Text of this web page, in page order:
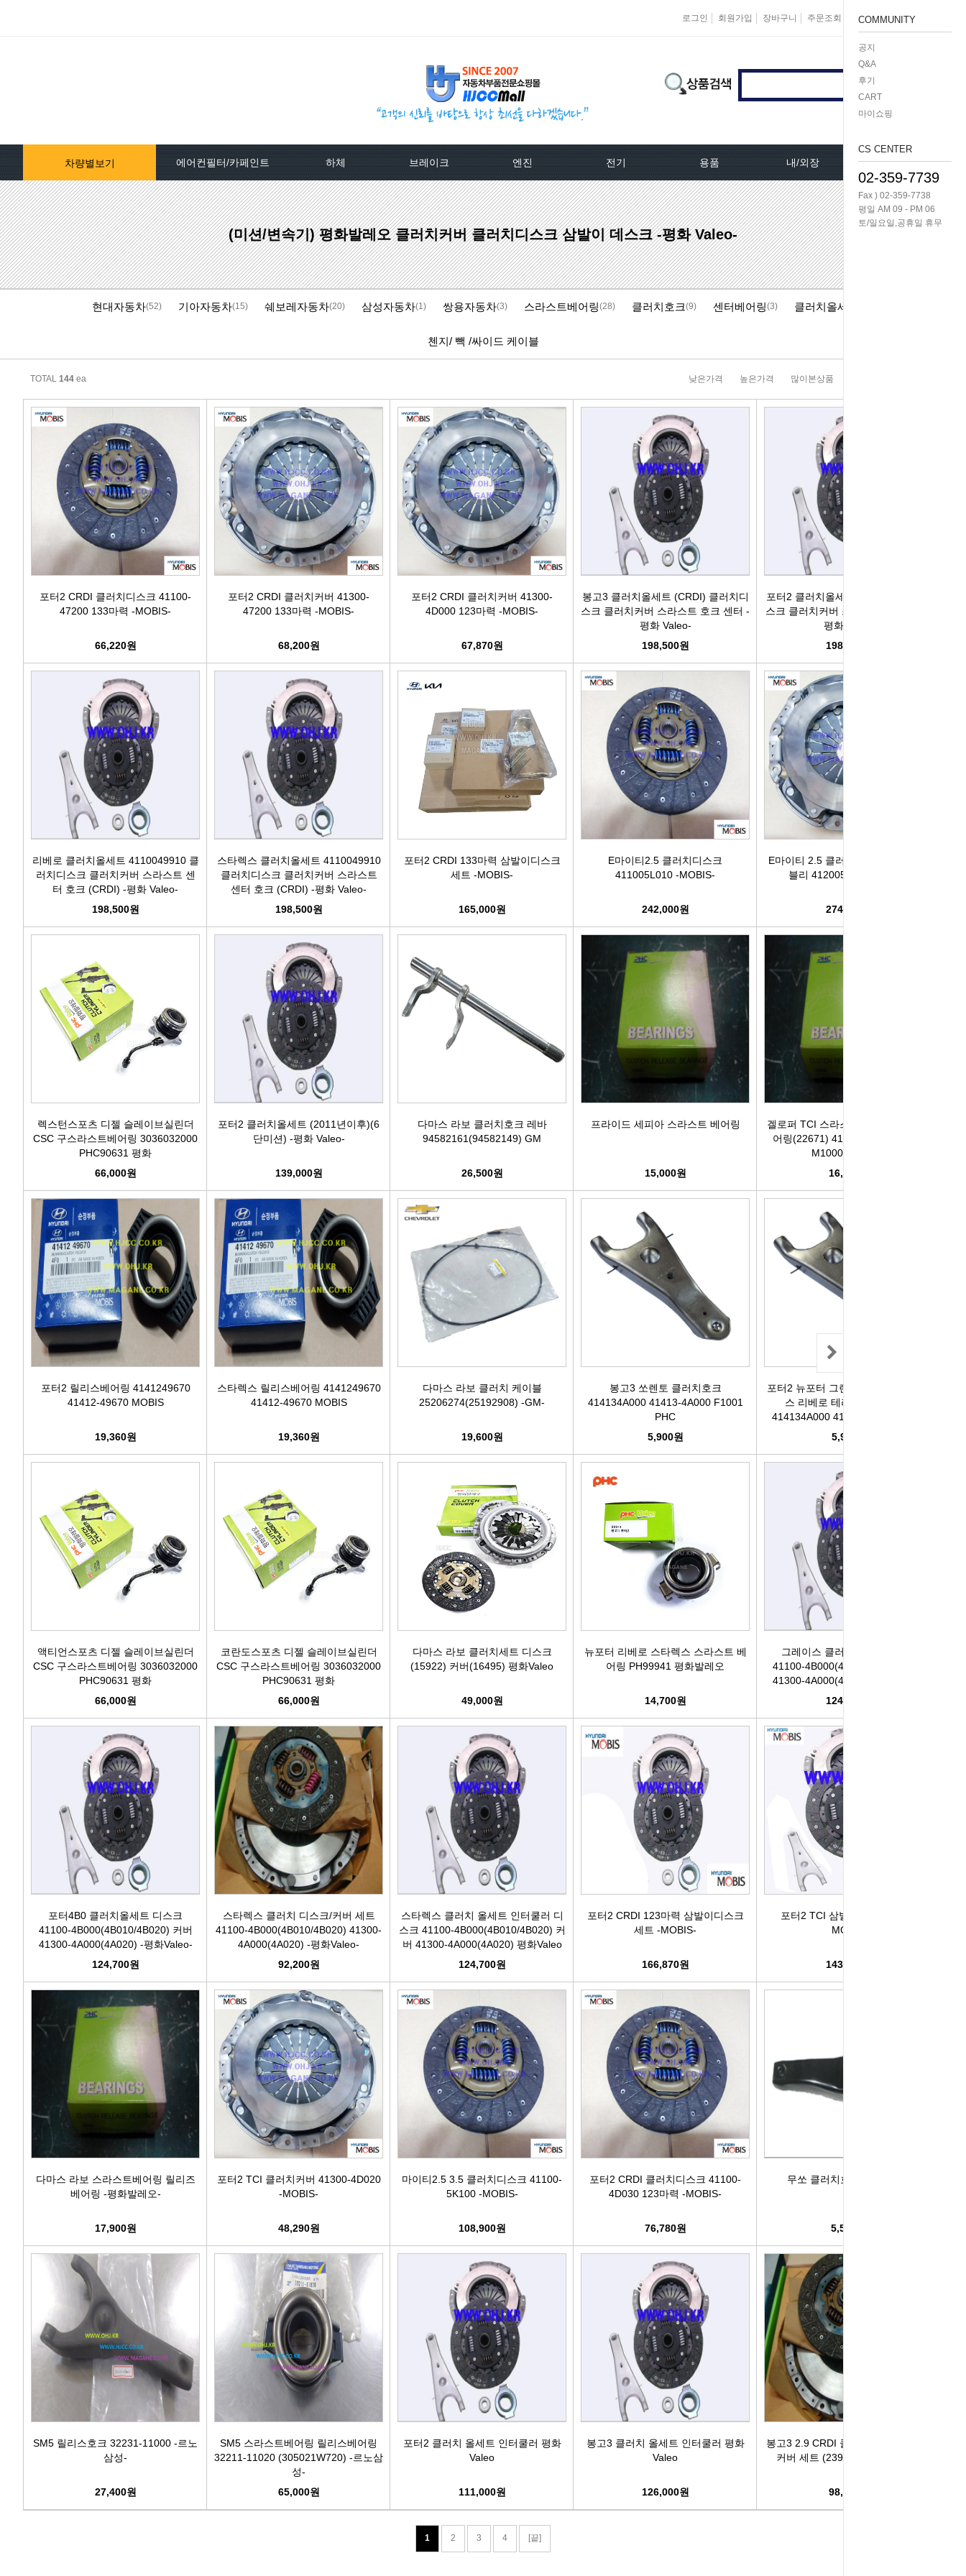
로그인 회원가입 장바구니 주문조회 마이페이지 즐겨찾기
차량별보기 에어컨필터/카페인트
자동차페인트/차종별
자동차페인트/색상코드별
대영카페인트
퍼티[빠데]/콤파운드
에어컨필터[GM쉐보레]
에어컨필터[쌍용]
에어컨필터[유성]
에어컨필터[헤파필터]
에어컨필터[한온/한라]
에어컨필터[SKY]
하체
TPMS센서
클러치커버/디스크[평화]
클러치커버/디스크[서진]
클러치케이블
오페라실린더[대철]
로어암/어퍼암[동남]
어시스트암[동남]
로어암/어퍼암[재제조품]
허브베어링
자동차쇼바
어시스트암 [유림]
활대링크-CTR-
어시스트암-CTR-
타이로드엔드-CTR-
톳숀바고무
허브리데나
대형차휠볼트.너트
앵커볼트
캠버볼트
케리어볼트
브레이크
베스트브레이크패드 -한국베랄-
상신하이큐패드
상신하드론패드
평화브레이크패드
모비스브레이크패드[정품]
홍성브레이크패드
싸이드라이닝
브레이크디스크[평화]
브레이크디스크[금강]
금강KGC튜닝디스크
외제차튜닝디스크KGC
브레이크휠실린더[대철]
브레이크안전실린더
슈라이닝스프링세트
엔진
라지에이타
라지에타캡
엔진후앙/에어컨후앙
히터코어/에바코어
엔진/미션/롤로드 마운트 미미
오일쿨러
연료펌프[베파/대화]
수온센서
PM센서
산소센서
연료필터[보쉬/델파이]
보쉬인젝터/고압펌프
에어컨콘덴샤[한라/두원]
외제차오일필터/에어필터 ACDelco
오일필터[카스테이션/카비스]
에어필터[카스테이션/카비스]
모비스엔진오일
타이밍벨트세트[순정품]
워터펌프[순정품]
워터펌프[GMB/정우]
타이밍체인[일반품]
리브드벨트/겉벨트[모비스]
엔진오일.부동액
IAC벨트/모터
전기
알터네이터[모비스]
스타트모터/쎄루모다[모비스]
알터네이터풀리
배터리터미널
점화플러그[참피온.NGK]
점화플러그[순정품]
플러그배선 정품/일반품
비후다켑.로라
점화코일[정품]
점화코일[일반품]
가열플러그
PM센서
리모컨키배터리
자동차크락션[혼]
남영라이트전구
필립스라이트전구
모비스할로겐전구
더블전구
자동차커넥터
라이트전구소켓
안개등전구
오일스위치
물통모타
자동차휴즈
리모컨케이스
유리관휴즈
자동차커넥터
파원윈도우스위치
클럭스프링
용품
오토크로바모음전
경동 모음전
엔진용품
왁스코팅용품
향균탈치용품
내장용품
핸드폰충전기
내/외장
도어핸들[내켓치.외켓치]
트렁크쇼바
본넷쇼바
테일램프[후미등/후데루]
흙받이[머드가드]
연료/주유구캡
싸이드리피드
와이퍼[브러쉬]
사이드미러[빽미러]
씨그날
자동차엠블럼
자동차글짜[마크]
자동차범퍼몰딩
번호판.볼트
경광등
창문뺏지
안개등
테일램프[순정품]
패스너 파스너도어트림
브러쉬암.와이퍼암
모비스기어봉
자동차반사판
고휘도반사테이프
특장차부품
케미칼/공구
오일필터렌치 -다
COMMUNITY
공지
Q&A
후기
CART
마이쇼핑
CS CENTER
02-359-7739
Fax ) 02-359-7738
평일 AM 09 - PM 06
토/일요일,공휴일 휴무
(미션/변속기) 평화발레오 클러치커버 클러치디스크 삼발이 데스크 -평화 Valeo-
현대자동차(52) 기아자동차(15) 쉐보레자동차(20) 삼성자동차(1) 쌍용자동차(3) 스라스트베어링(28) 클러치호크(9) 센터베어링(3) 클러치올세트
첸지/ 빽 /싸이드 케이블
TOTAL 144 ea 낮은가격 높은가격 많이본상품
포터2 CRDI 클러치디스크 41100-
47200 133마력 -MOBIS-
66,220원
포터2 CRDI 클러치커버 41300-
47200 133마력 -MOBIS-
68,200원
포터2 CRDI 클러치커버 41300-
4D000 123마력 -MOBIS-
67,870원
봉고3 클러치올세트 (CRDI) 클러치디
스크 클러치커버 스라스트 호크 센터 -
평화 Valeo-
198,500원
포터2 클러치올세트 (CRDI) 클러치디
스크 클러치커버 스라스트 호크 센터 -
평화 Valeo-
198,500원
리베로 클러치올세트 4110049910 클
러치디스크 클러치커버 스라스트 센
터 호크 (CRDI) -평화 Valeo-
198,500원
스타렉스 클러치올세트 4110049910
클러치디스크 클러치커버 스라스트
센터 호크 (CRDI) -평화 Valeo-
198,500원
포터2 CRDI 133마력 삼발이디스크
세트 -MOBIS-
165,000원
E마이티2.5 클러치디스크
411005L010 -MOBIS-
242,000원
E마이티 2.5 클러치커버 삼발이 어셈
블리 412005L010 -MOBIS-
274,000원
렉스턴스포츠 디젤 슬레이브실린더
CSC 구스라스트베어링 3036032000
PHC90631 평화
66,000원
포터2 클러치올세트 (2011년이후)(6
단미션) -평화 Valeo-
139,000원
다마스 라보 클러치호크 레바
94582161(94582149) GM
26,500원
프라이드 세피아 스라스트 베어링
15,000원
겔로퍼 TCI 스라스트베어링 릴리즈베
어링(22671) 41421M1000 41421-
M1000평화Valeo
16,500원
포터2 릴리스베어링 4141249670
41412-49670 MOBIS
19,360원
스타렉스 릴리스베어링 4141249670
41412-49670 MOBIS
19,360원
다마스 라보 클러치 케이블
25206274(25192908) -GM-
19,600원
봉고3 쏘렌토 클러치호크
414134A000 41413-4A000 F1001
PHC
5,900원
포터2 뉴포터 그랜드스타렉스 스타렉
스 리베로 테라칸 클러치호크
414134A000 41413-4A000 F1001
PHC
5,900원
액티언스포츠 디젤 슬레이브실린더
CSC 구스라스트베어링 3036032000
PHC90631 평화
66,000원
코란도스포츠 디젤 슬레이브실린더
CSC 구스라스트베어링 3036032000
PHC90631 평화
66,000원
다마스 라보 클러치세트 디스크
(15922) 커버(16495) 평화Valeo
49,000원
뉴포터 리베로 스타렉스 스라스트 베
어링 PH99941 평화발레오
14,700원
그레이스 클러치올세트 디스크
41100-4B000(4B010/4B020) 커버
41300-4A000(4A020) -평화Valeo-
124,700원
포터4B0 클러치올세트 디스크
41100-4B000(4B010/4B020) 커버
41300-4A000(4A020) -평화Valeo-
124,700원
스타렉스 클러치 디스크/커버 세트
41100-4B000(4B010/4B020) 41300-
4A000(4A020) -평화Valeo-
92,200원
스타렉스 클러치 올세트 인터쿨러 디
스크 41100-4B000(4B010/4B020) 커
버 41300-4A000(4A020) 평화Valeo
124,700원
포터2 CRDI 123마력 삼발이디스크
세트 -MOBIS-
166,870원
포터2 TCI 삼발이디스크 세트 -
MOBIS-
143,330원
다마스 라보 스라스트베어링 릴리즈
베어링 -평화발레오-
17,900원
포터2 TCI 클러치커버 41300-4D020
-MOBIS-
48,290원
마이티2.5 3.5 클러치디스크 41100-
5K100 -MOBIS-
108,900원
포터2 CRDI 클러치디스크 41100-
4D030 123마력 -MOBIS-
76,780원
무쏘 클러치호크 -유림테크-
5,500원
SM5 릴리스호크 32231-11000 -르노
삼성-
27,400원
SM5 스라스트베어링 릴리스베어링
32211-11020 (305021W720) -르노삼
성-
65,000원
포터2 클러치 올세트 인터쿨러 평화
Valeo
111,000원
봉고3 클러치 올세트 인터쿨러 평화
Valeo
126,000원
봉고3 2.9 CRDI 클러치디스크 클러치
커버 세트 (23993-1) -평화Valeo-
98,300원
1 2 3 4 [끝]